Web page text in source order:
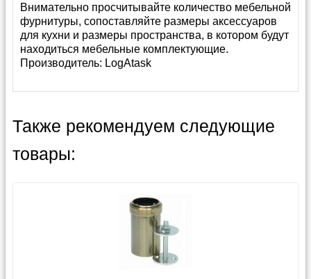
Внимательно просчитывайте количество мебельной
фурнитуры, сопоставляйте размеры аксессуаров
для кухни и размеры пространства, в котором будут
находиться мебельные комплектующие.
Производитель: LogAtask
Также рекомендуем следующие
товары: